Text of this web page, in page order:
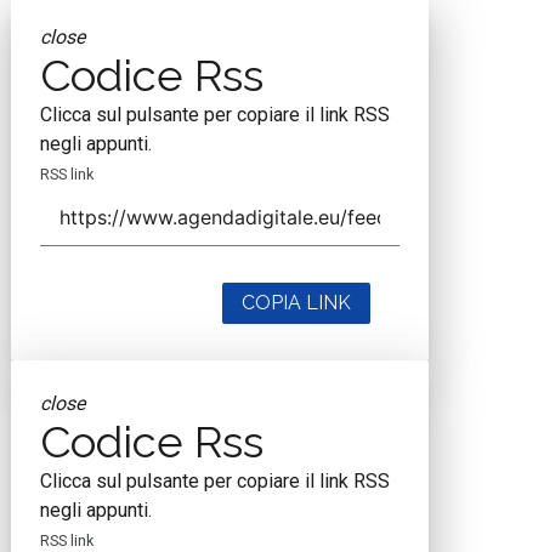
close
Codice Rss
Clicca sul pulsante per copiare il link RSS
negli appunti.
RSS link
COPIA LINK
close
Codice Rss
Clicca sul pulsante per copiare il link RSS
negli appunti.
RSS link